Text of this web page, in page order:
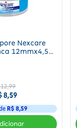
Aplique o spray
Embalagem:1 unidade
Restrições de Uso
Nexcare
12mmx4,5m
12,99
8,59
R$ 8,59